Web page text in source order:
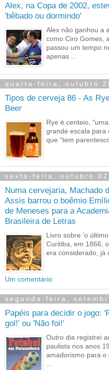
Alex, na Copa de 2002,
'bêbado ou dormindo'
Alex não ganhou a
como Ciro Gomes,
passou um tempo
apenas ...
quarta-feira, outubro
Tipos de cerveja 86 - As
Beer
Rye é centeio,
grande escala para
que "tem
sexta-feira, outubro
Numa cervejaria, Machado
Assis barrou o boêmio
de Meneses para a
Brasileira de Letras
Livro sobre 'o
Curitiba, em 1866,
era considerado, já
Um comentário:
segunda-feira,
Papéis para decidir o jogo:
gol!' ou 'Não foi!'
Outro dia registrei
paulista nos anos
amadorismo para o